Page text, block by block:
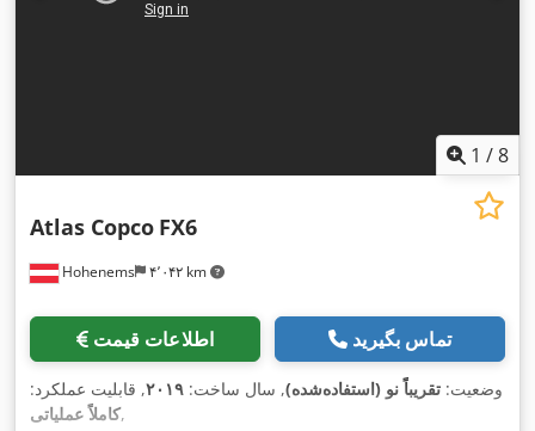
1 /8
Hohenems ۴٬۰۴۲ km
Atlas Copco FX6
اطلاعات قیمت تماس بگیرید
وضعیت: تقریباً نو (استفاده‌شده), سال ساخت: ۲۰۱۹, قابلیت عملکرد:
کاملاً عملیاتی,